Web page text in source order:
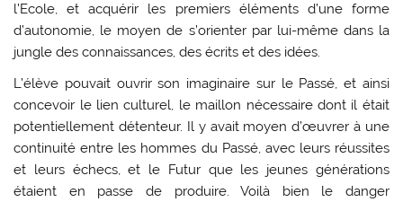
l’Ecole, et acquérir les premiers éléments d’une forme
d’autonomie, le moyen de s’orienter par lui-même dans la
jungle des connaissances, des écrits et des idées.
L’élève pouvait ouvrir son imaginaire sur le Passé, et ainsi
concevoir le lien culturel, le maillon nécessaire dont il était
potentiellement détenteur. Il y avait moyen d’œuvrer à une
continuité entre les hommes du Passé, avec leurs réussites
et leurs échecs, et le Futur que les jeunes générations
étaient en passe de produire. Voilà bien le danger